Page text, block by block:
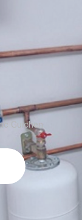
Guichen